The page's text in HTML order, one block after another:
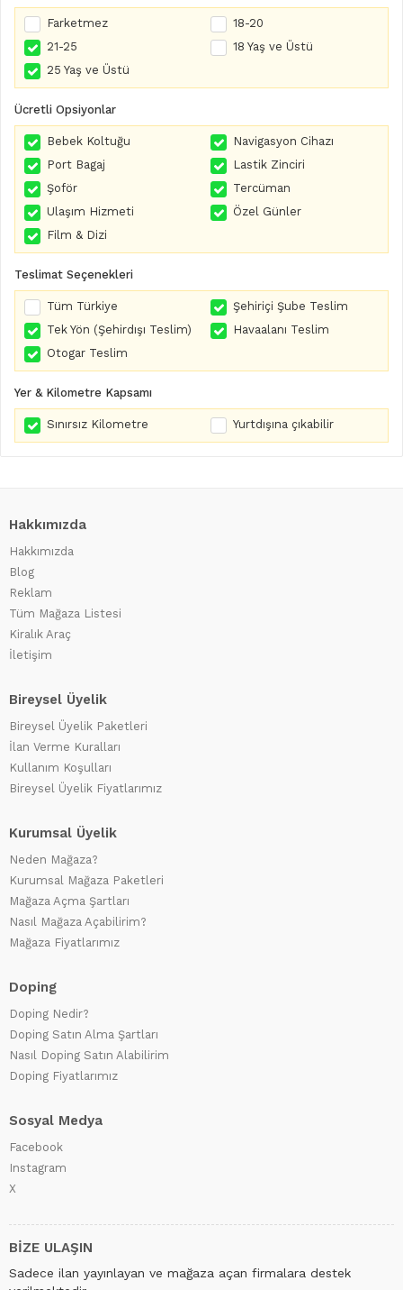
Farketmez
18-20
21-25
18 Yaş ve Üstü
25 Yaş ve Üstü
Ücretli Opsiyonlar
Bebek Koltuğu
Navigasyon Cihazı
Port Bagaj
Lastik Zinciri
Şoför
Tercüman
Ulaşım Hizmeti
Özel Günler
Film & Dizi
Teslimat Seçenekleri
Tüm Türkiye
Şehiriçi Şube Teslim
Tek Yön (Şehirdışı Teslim)
Havaalanı Teslim
Otogar Teslim
Yer & Kilometre Kapsamı
Sınırsız Kilometre Yurtdışına çıkabilir
Hakkımızda
Hakkımızda
Blog
Reklam
Tüm Mağaza Listesi
Kiralık Araç
İletişim
Bireysel Üyelik
Bireysel Üyelik Paketleri
İlan Verme Kuralları
Kullanım Koşulları
Bireysel Üyelik Fiyatlarımız
Kurumsal Üyelik
Neden Mağaza?
Kurumsal Mağaza Paketleri
Mağaza Açma Şartları
Nasıl Mağaza Açabilirim?
Mağaza Fiyatlarımız
Doping
Doping Nedir?
Doping Satın Alma Şartları
Nasıl Doping Satın Alabilirim
Doping Fiyatlarımız
Sosyal Medya
Facebook
Instagram
X
BİZE ULAŞIN
Sadece ilan yayınlayan ve mağaza açan firmalara destek